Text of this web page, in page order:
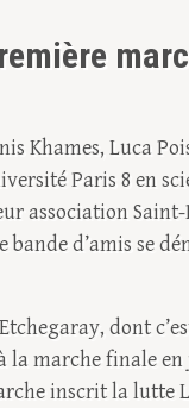
Khames, Luca
Paris 8 en
association
bande d’amis se
dont
marche finale en
inscrit la lutte